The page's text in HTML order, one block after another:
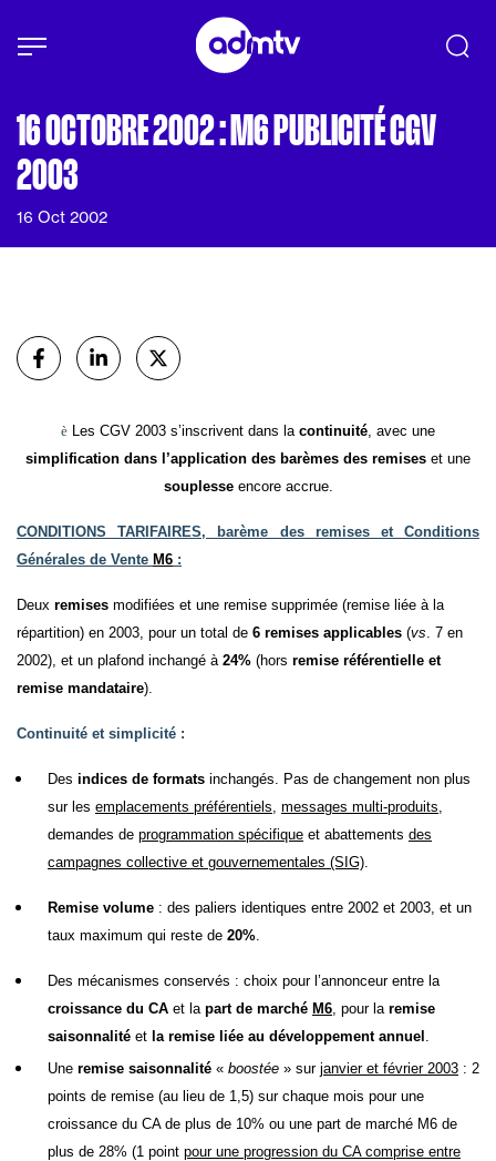
Aller au contenu principal
16 OCTOBRE 2002 : M6 PUBLICITÉ CGV
2003
16 Oct 2002
Partager
sur Facebook
sur Linkedinsur X (Twitter)
è Les CGV 2003 s’inscrivent dans la continuité, avec une
simplification dans l’application des barèmes des remises et une
souplesseencore accrue.
CONDITIONS TARIFAIRES, barème des remises et Conditions
Générales de Vente M6 :
Deux remises modifiées et une remise supprimée (remise liée à la
répartition) en 2003, pour un total de 6 remises applicables (vs. 7 en
2002), et un plafond inchangé à 24% (hors remise référentielle et
remise mandataire).
Continuité et simplicité :
Des indices de formats inchangés. Pas de changement non plus
sur les emplacements préférentiels, messages multi-produits,
demandes de programmation spécifique et abattements des
campagnes collective et gouvernementales (SIG).
Remise volume : des paliers identiques entre 2002 et 2003, et un
taux maximum qui reste de 20%.
Des mécanismes conservés : choix pour l’annonceur entre la
croissance du CA et la part de marché M6, pour la remise
saisonnalité et la remise liée au développement annuel .
Une remise saisonnalité « boostée » sur janvier et février 2003 : 2
points de remise (au lieu de 1,5) sur chaque mois pour une
croissance du CA de plus de 10% ou une part de marché M6 de
plus de 28% (1 point pour une progression du CA comprise entre
Panneau de gestion des cookies